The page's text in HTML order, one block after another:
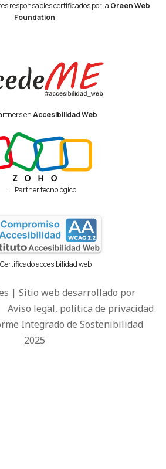
responsables certificados por la Green Web
Foundation
enAccesibilidad Web
Partner tecnológico
Certificado accesibilidad web
| Sitio web desarrollado por
Aviso legal, política de privacidad
Integrado de Sostenibilidad
2025